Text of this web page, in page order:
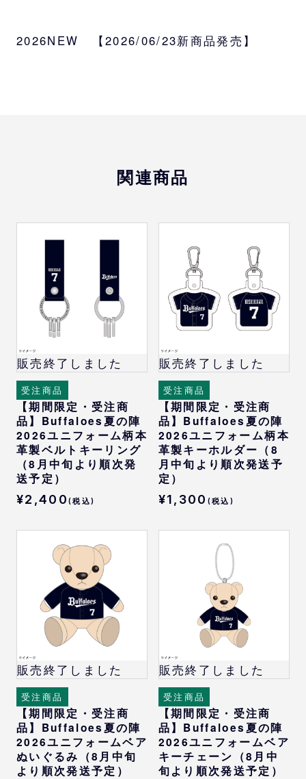
素材
2026NEW 【2026/06/23新商品発売】
関連商品
販売終了しました
受注商品
【期間限定・受注商
品】Buffaloes夏の陣
2026ユニフォーム柄本
革製ベルトキーリング
（8月中旬より順次発
送予定）
¥2,400 (税込)
販売終了しました
受注商品
【期間限定・受注商
品】Buffaloes夏の陣
2026ユニフォーム柄本
革製キーホルダー（8
月中旬より順次発送予
定）
¥1,300 (税込)
販売終了しました
受注商品
【期間限定・受注商
品】Buffaloes夏の陣
2026ユニフォームベア
ぬいぐるみ（8月中旬
より順次発送予定）
販売終了しました
受注商品
【期間限定・受注商
品】Buffaloes夏の陣
2026ユニフォームベア
キーチェーン（8月中
旬より順次発送予定）